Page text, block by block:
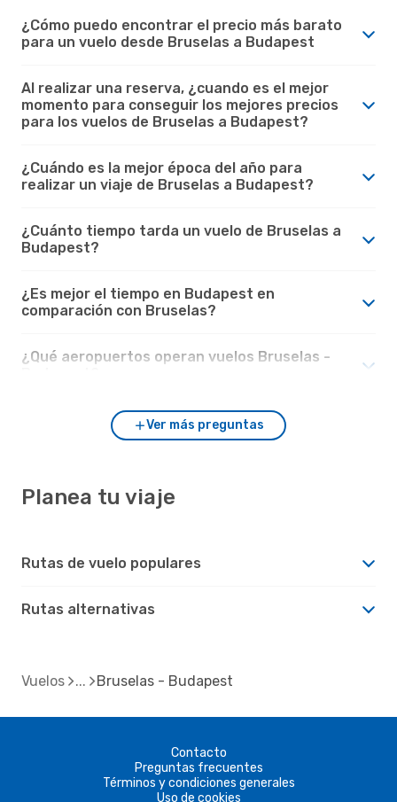
¿Cómo puedo encontrar el precio más barato
para un vuelo desde Bruselas a Budapest
Al realizar una reserva, ¿cuando es el mejor
momento para conseguir los mejores precios
para los vuelos de Bruselas a Budapest?
¿Cuándo es la mejor época del año para
realizar un viaje de Bruselas a Budapest?
¿Cuánto tiempo tarda un vuelo de Bruselas a
Budapest?
¿Es mejor el tiempo en Budapest en
comparación con Bruselas?
¿Qué aeropuertos operan vuelos Bruselas -
Ver más preguntas
Planea tu viaje
Rutas de vuelo populares
Rutas alternativas
Vuelos Bruselas - Budapest
Contacto
Preguntas frecuentes
Términos y condiciones generales
Uso de cookies